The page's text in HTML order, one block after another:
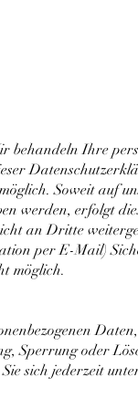
behandeln Ihre
Soweit auf
werden, erfolgt
an Dritte
per E-Mail)
möglich.
Sperrung oder
sich jederzeit